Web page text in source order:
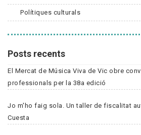
Polítiques culturals
Posts recents
El Mercat de Música Viva de Vic obre
professionals per la 38a edició
Jo m'ho faig sola. Un taller de fiscalitat
Cuesta